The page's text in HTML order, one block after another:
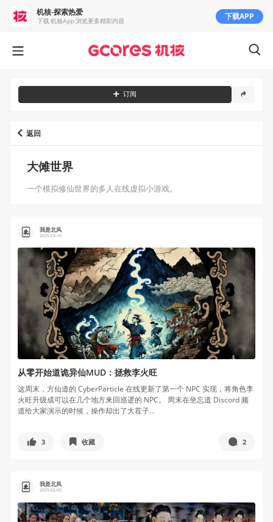
返回
大傩世界
一个模拟修仙世界的多人在线虚拟小游戏。
我是北风
2025-03-10
从零开始道诡异仙MUD：拯救李火旺
这周末，方仙道的 CyberParticle 在线更新了第一个 NPC 实现，将角色李
火旺升级成可以在几个地方来回巡逻的 NPC。 周末在坐忘道 Discord 频
道给大家演示的时候，操作却出了大茬子...
3 收藏 2
我是北风
2025-02-05
订阅
机核-探索热爱
下载 机核App 浏览更多精彩内容 下载APP